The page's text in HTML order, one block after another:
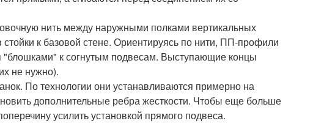
нить между наружными полками вертикальных
к базовой стене. Ориентируясь по нити, ПП-профили
к согнутым подвесам. Выступающие концы
не нужно).
По технологии они устанавливаются примерно на
дополнительные ребра жесткости. Чтобы еще больше
усилить установкой прямого подвеса.